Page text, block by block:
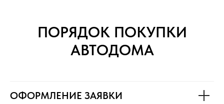
ПОРЯДОК ПОКУПКИ
АВТОДОМА
ОФОРМЛЕНИЕ ЗАЯВКИ